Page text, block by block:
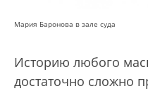
Мария Баронова в зале суда
Историю любого
достаточно сложно